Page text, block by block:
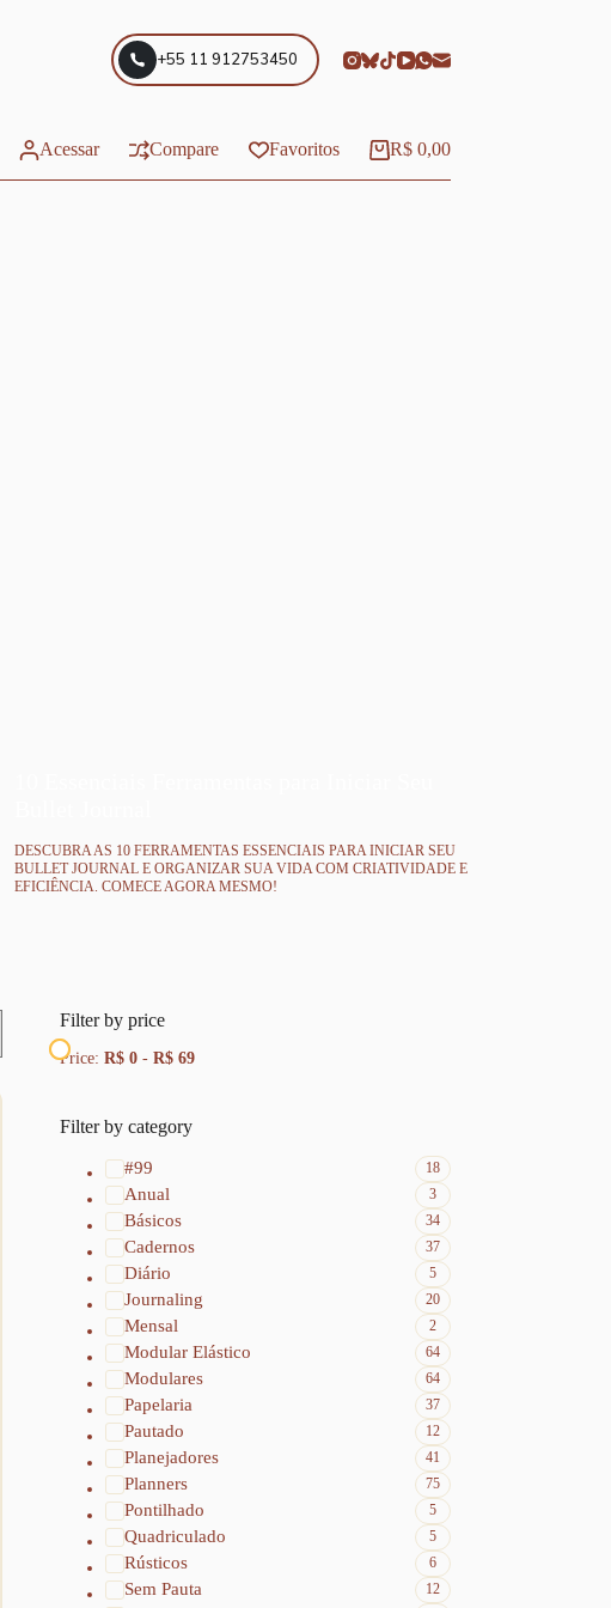
+55 11 912753450
Acessar Compare Favoritos Carrinho
R$0,00
DESCUBRA AS 10 FERRAMENTAS ESSENCIAIS PARA INICIAR SEU
BULLET JOURNAL E ORGANIZAR SUA VIDA COM CRIATIVIDADE E
EFICIÊNCIA. COMECE AGORA MESMO!
Filter by price
Price:R$ 0 -R$ 69
Filter by category
#99 18
Anual 3
Básicos 34
Cadernos 37
Diário 5
Journaling 20
Mensal 2
Modular Elástico 64
Modulares 64
Papelaria 37
Pautado 12
Planejadores 41
Planners 75
Pontilhado 5
Quadriculado 5
Rústicos 6
Sem Pauta 12